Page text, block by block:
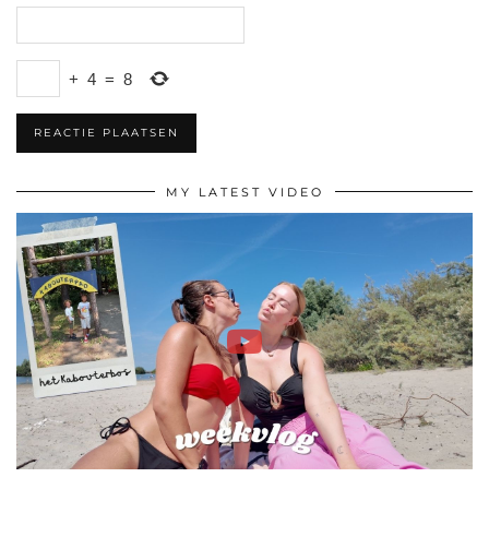
+ 4 = 8
MY LATEST VIDEO